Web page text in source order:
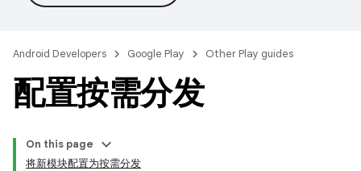
Android Developers Google Play Other Play guides
配置按需分发
On this page
将新模块配置为按需分发